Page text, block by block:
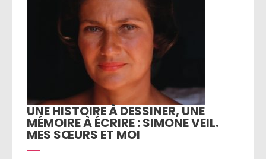
UNE HISTOIRE À DESSINER, UNE
MÉMOIRE À ÉCRIRE : SIMONE VEIL.
MES SŒURS ET MOI